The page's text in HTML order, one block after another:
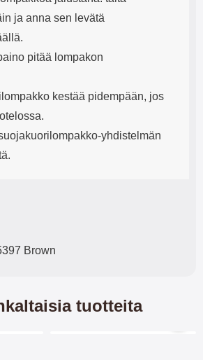
ja anna sen levätä
pitää lompakon
kestää pidempään, jos
yhdistelmän
Brown
tuotteita